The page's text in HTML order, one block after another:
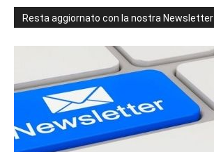
Resta aggiornato con la nostra Newsletter